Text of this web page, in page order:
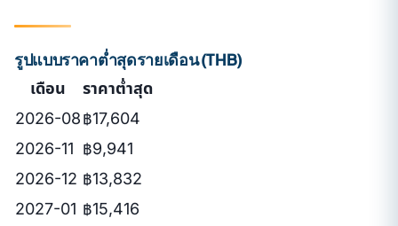
รูปแบบราคาต่ำสุดรายเดือน (THB)
เดือน
ราคาต่ำสุด
2026-08฿17,604
2026-11 ฿9,941
2026-12 ฿13,832
2027-01 ฿15,416